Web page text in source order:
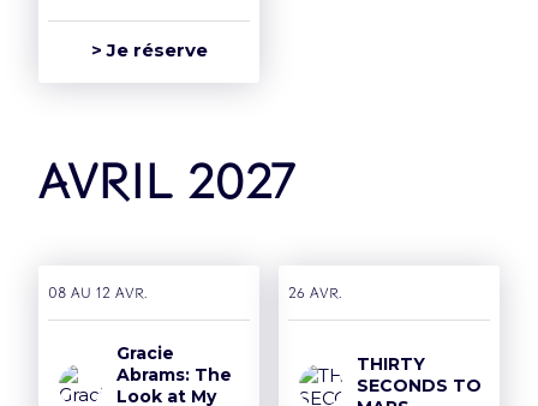
> Je réserve
avril 2027
08 AU 12 avr.
Gracie
Abrams: The
Look at My
26 avr.
THIRTY
SECONDS TO